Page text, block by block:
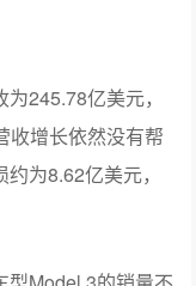
245.78亿美元，
收增长依然没有帮
为8.62亿美元，